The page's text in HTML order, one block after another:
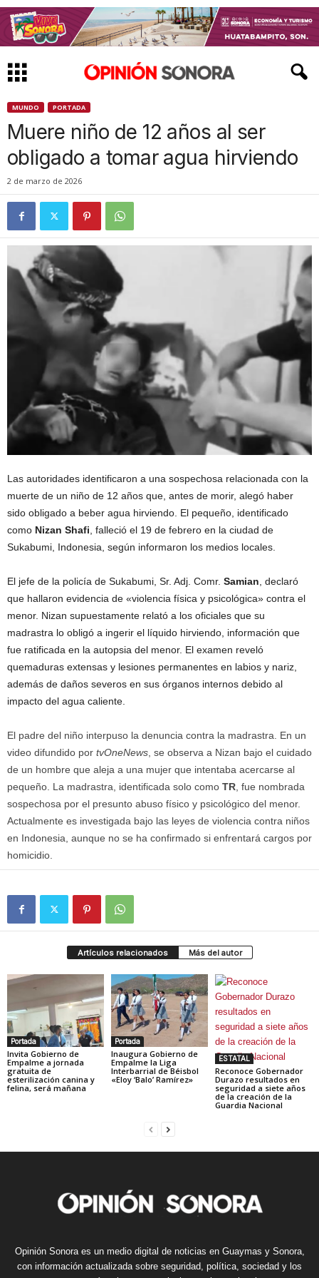
MUNDO PORTADA
Muere niño de 12 años al ser
obligado a tomar agua hirviendo
2 de marzo de 2026
Las autoridades identificaron a una sospechosa relacionada con la
muerte de un niño de 12 años que, antes de morir, alegó haber
sido obligado a beber agua hirviendo. El pequeño, identificado
como Nizan Shafi, falleció el 19 de febrero en la ciudad de
Sukabumi, Indonesia, según informaron los medios locales.
El jefe de la policía de Sukabumi, Sr. Adj. Comr. Samian, declaró
que hallaron evidencia de «violencia física y psicológica» contra el
menor. Nizan supuestamente relató a los oficiales que su
madrastra lo obligó a ingerir el líquido hirviendo, información que
fue ratificada en la autopsia del menor. El examen reveló
quemaduras extensas y lesiones permanentes en labios y nariz,
además de daños severos en sus órganos internos debido al
impacto del agua caliente.
El padre del niño interpuso la denuncia contra la madrastra. En un
video difundido por tvOneNews, se observa a Nizan bajo el cuidado
de un hombre que aleja a una mujer que intentaba acercarse al
pequeño. La madrastra, identificada solo como TR, fue nombrada
sospechosa por el presunto abuso físico y psicológico del menor.
Actualmente es investigada bajo las leyes de violencia contra niños
en Indonesia, aunque no se ha confirmado si enfrentará cargos por
homicidio.
Artículos relacionados Más del autor
Portada
Invita Gobierno de
Empalme a jornada
gratuita de
esterilización canina y
felina, será mañana
Portada
Inaugura Gobierno de
Empalme la Liga
Interbarrial de Béisbol
«Eloy ‘Balo’ Ramírez»
ESTATAL
Reconoce Gobernador
Durazo resultados en
seguridad a siete años
de la creación de la
Guardia Nacional
Opinión Sonora es un medio digital de noticias en Guaymas y Sonora,
con información actualizada sobre seguridad, política, sociedad y los